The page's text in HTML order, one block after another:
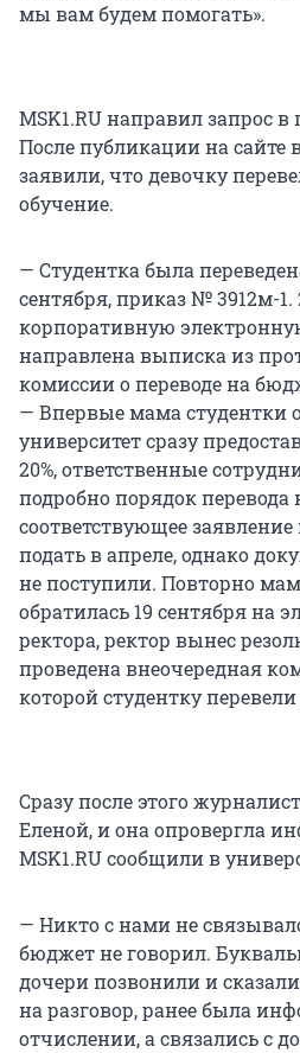
мы вам будем помогать».
MSK1.RU направил запрос
После публикации на сайте
заявили, что девочку
обучение.
— Студентка была
сентября, приказ № 3912м-1.
корпоративную
направлена выписка из
комиссии о переводе на
— Впервые мама студентки
университет сразу
20%, ответственные
подробно порядок перевода
соответствующее
подать в апреле, однако
не поступили. Повторно
обратилась 19 сентября на
ректора, ректор вынес
проведена внеочередная
которой студентку
Сразу после этого
Еленой, и она опровергла
MSK1.RU сообщили в
— Никто с нами не
бюджет не говорил.
дочери позвонили и
на разговор, ранее была
отчислении, а связались с